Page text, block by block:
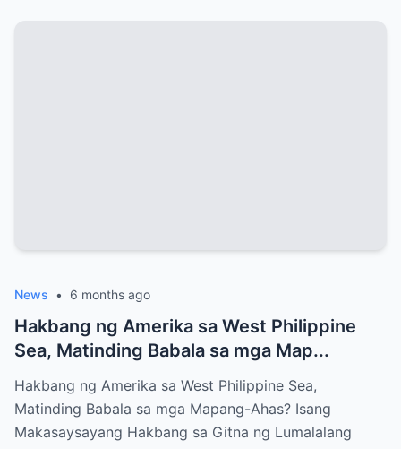
News • 6 months ago
Hakbang ng Amerika sa West Philippine
Sea, Matinding Babala sa mga Map...
Hakbang ng Amerika sa West Philippine Sea,
Matinding Babala sa mga Mapang-Ahas? Isang
Makasaysayang Hakbang sa Gitna ng Lumalalang